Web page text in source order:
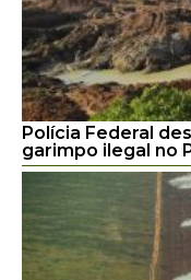
Polícia Federal
garimpo ilegal no